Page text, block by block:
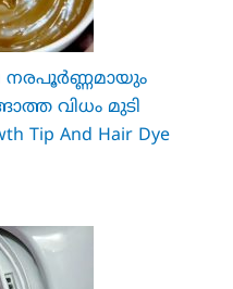
വിധം മുടി
Tip And Hair Dye